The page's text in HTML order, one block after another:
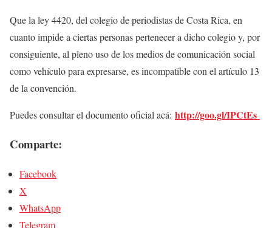
Que la ley 4420, del colegio de periodistas de Costa Rica, en
cuanto impide a ciertas personas pertenecer a dicho colegio y, por
consiguiente, al pleno uso de los medios de comunicación social
como vehículo para expresarse, es incompatible con el artículo 13
de la convención.
Puedes consultar el documento oficial acá: http://goo.gl/IPCtEs
Comparte:
Facebook
X
WhatsApp
Telegram